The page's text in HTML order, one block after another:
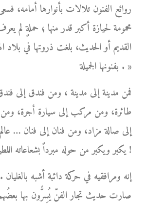
روائع الفنون تلالات بأنوارها أمامه،
محمومة لحيازة أكبر قدر منها ؛ حملةٍ لم
القديم أو الحديث، بلغت ذروتها في بلاد
بفنونها الجميلة . »
فمن مدينة إلى مدينة ، ومن فندق إلى
طائرة، ومن مركب إلى سيارة أجرة،
إلى صالة مزاد، ومن فنان إلى فنان …
يكبر ويكبر من حوله مبرداً بشعاعاته اللطيفة لهيب أوجاعه !
إنه ومرافقيه في حركة دائبة أشبه
صارت حديث تجار الفنّ يُسِرُّون بها